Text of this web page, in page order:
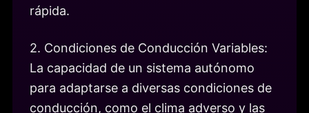
rápida.
2. Condiciones de Conducción Variables:
La capacidad de un sistema autónomo
para adaptarse a diversas condiciones de
conducción, como el clima adverso y las